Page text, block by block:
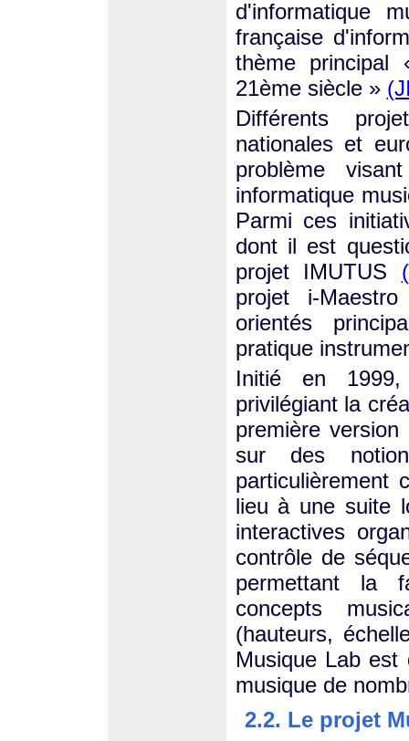
d'informatique
française
thème principal
21ème siècle »
Différents
nationales et
problème
informatique
Parmi ces
dont il est
projet IMUTUS
projet i-
orientés
pratique
Initié en
privilégiant la
première
sur des
particulièrement
lieu à une suite
interactives
contrôle de
permettant la
concepts
(hauteurs,
Musique Lab
musique de
2.2. Le projet